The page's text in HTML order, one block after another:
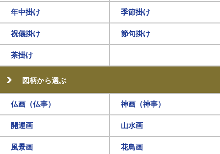
年中掛け 季節掛け
祝儀掛け 節句掛け
茶掛け
図柄から選ぶ
仏画（仏事） 神画（神事）
開運画 山水画
風景画 花鳥画